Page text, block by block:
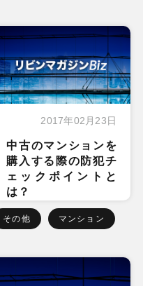
2017年02月23日
中古のマンションを
購入する際の防犯チ
ェックポイントと
は？
その他 マンション